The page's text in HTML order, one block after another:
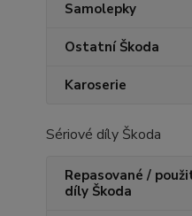
Samolepky
Ostatní Škoda
Karoserie
Sériové díly Škoda
Repasované /
díly Škoda